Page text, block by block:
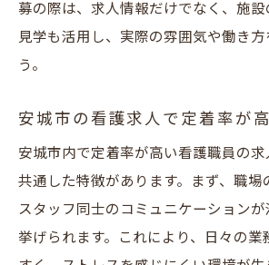
募の際は、求人情報だけでなく、施
見学も活用し、実際の雰囲気や働き方
う。
安城市の看護求人で定着率が
安城市内で定着率が高い看護職員の
共通した特徴があります。まず、職場
スタッフ同士のコミュニケーション
挙げられます。これにより、日々の業